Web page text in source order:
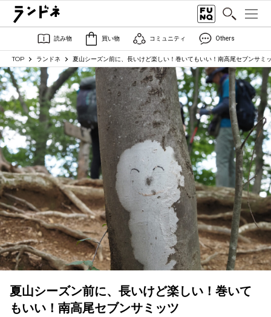
読み物 買い物 コミュニティ Others
TOP ランドネ 夏山シーズン前に、長いけど楽しい！巻いてもいい！南高尾セブンサミ
夏山シーズン前に、長いけど楽しい！巻いて
もいい！南高尾セブンサミッツ